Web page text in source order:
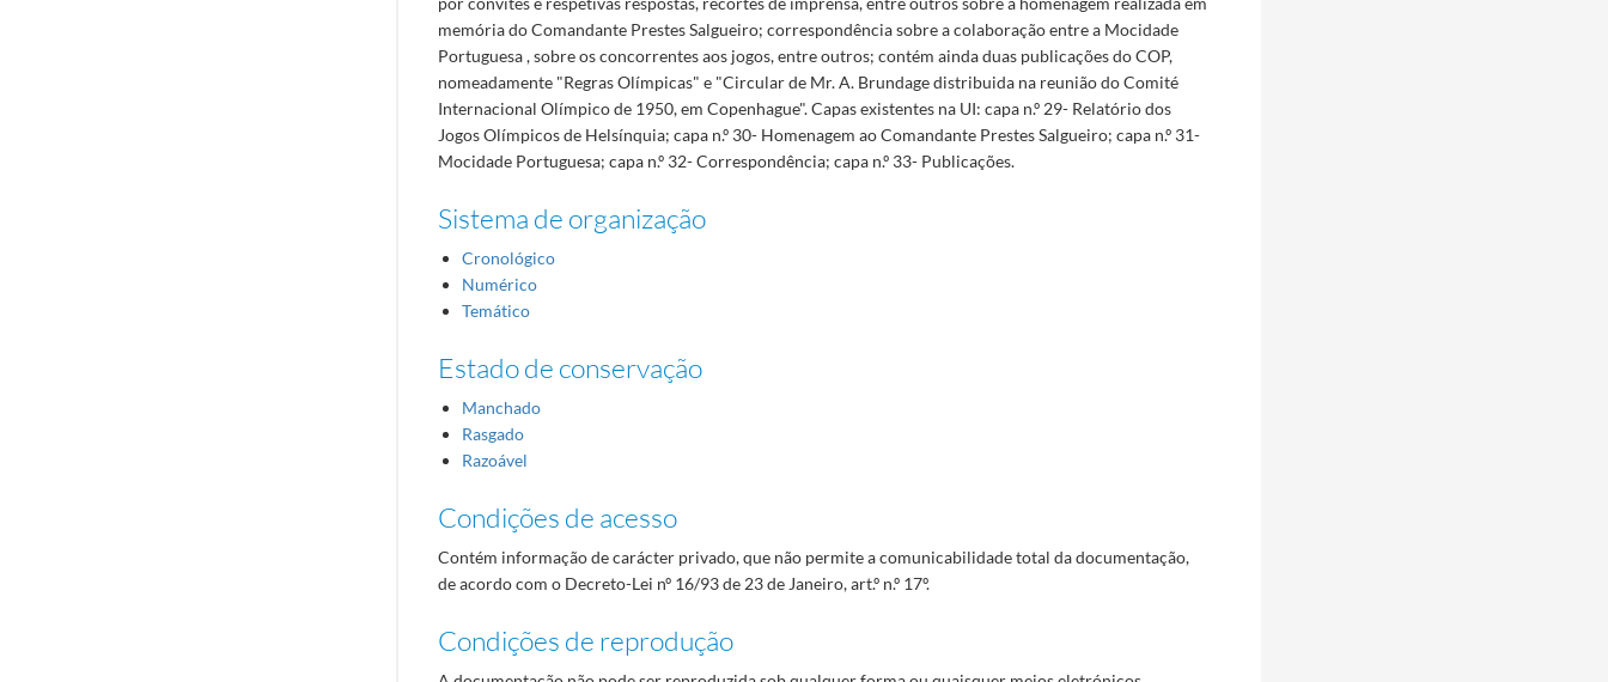
memória do Comandante Prestes Salgueiro; correspondência sobre a colaboração entre a Mocidade
Portuguesa , sobre os concorrentes aos jogos, entre outros; contém ainda duas publicações do COP,
nomeadamente "Regras Olímpicas" e "Circular de Mr. A. Brundage distribuida na reunião do Comité
Internacional Olímpico de 1950, em Copenhague". Capas existentes na UI: capa n.º 29- Relatório dos
Jogos Olímpicos de Helsínquia; capa n.º 30- Homenagem ao Comandante Prestes Salgueiro; capa n.º 31-
Mocidade Portuguesa; capa n.º 32- Correspondência; capa n.º 33- Publicações.
Sistema de organização
Cronológico
Numérico
Temático
Estado de conservação
Manchado
Rasgado
Razoável
Condições de acesso
Contém informação de carácter privado, que não permite a comunicabilidade total da documentação,
de acordo com o Decreto-Lei nº 16/93 de 23 de Janeiro, art.º n.º 17º.
Condições de reprodução